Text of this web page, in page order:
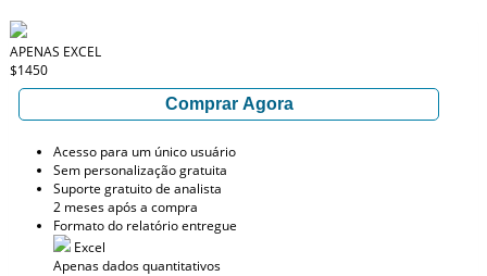
APENAS EXCEL
$1450
Comprar Agora
Acesso para um único usuário
Sem personalização gratuita
Suporte gratuito de analista
2 meses após a compra
Formato do relatório entregue
Excel
Apenas dados quantitativos